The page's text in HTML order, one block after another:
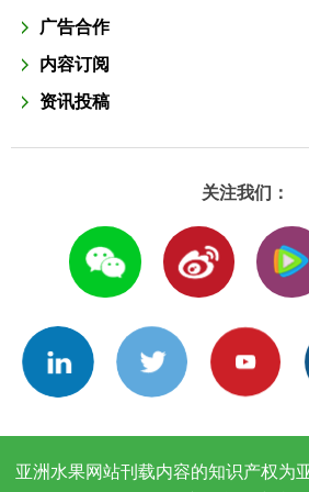
广告合作
内容订阅
资讯投稿
关注我们：
亚洲水果网站刊载内容的知识产权为